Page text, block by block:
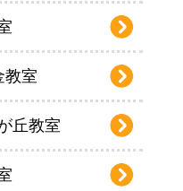
教室
丘教室